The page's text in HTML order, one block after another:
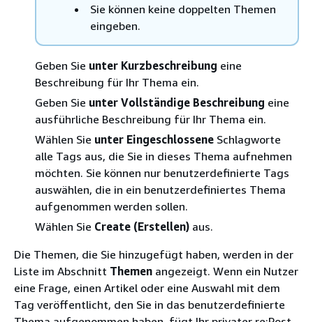
Sie können keine doppelten Themen
eingeben.
Geben Sie unter Kurzbeschreibung eine
Beschreibung für Ihr Thema ein.
Geben Sie unter Vollständige Beschreibung eine
ausführliche Beschreibung für Ihr Thema ein.
Wählen Sie unter Eingeschlossene Schlagworte
alle Tags aus, die Sie in dieses Thema aufnehmen
möchten. Sie können nur benutzerdefinierte Tags
auswählen, die in ein benutzerdefiniertes Thema
aufgenommen werden sollen.
Wählen Sie Create (Erstellen) aus.
Die Themen, die Sie hinzugefügt haben, werden in der
Liste im Abschnitt Themen angezeigt. Wenn ein Nutzer
eine Frage, einen Artikel oder eine Auswahl mit dem
Tag veröffentlicht, den Sie in das benutzerdefinierte